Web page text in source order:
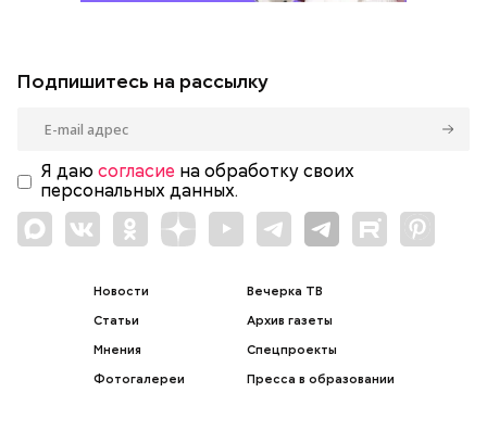
Подпишитесь на рассылку
Я даю согласие на обработку своих
персональных данных.
Новости
Статьи
Мнения
Фотогалереи
Вечерка ТВ
Архив газеты
Спецпроекты
Пресса в образовании